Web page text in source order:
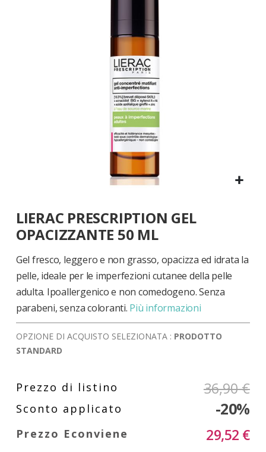
all'inizio
della
galleria
di
immagini
LIERAC PRESCRIPTION GEL
OPACIZZANTE 50 ML
Gel fresco, leggero e non grasso, opacizza ed idrata la
pelle, ideale per le imperfezioni cutanee della pelle
adulta. Ipoallergenico e non comedogeno. Senza
parabeni, senza coloranti. Più informazioni
OPZIONE DI ACQUISTO SELEZIONATA : PRODOTTO
STANDARD
36,90 €
-20%
29,52 €